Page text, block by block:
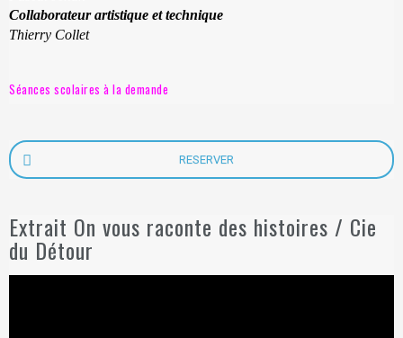
Collaborateur artistique et technique
Thierry Collet
Séances scolaires à la demande
RESERVER
Extrait On vous raconte des histoires / Cie
du Détour